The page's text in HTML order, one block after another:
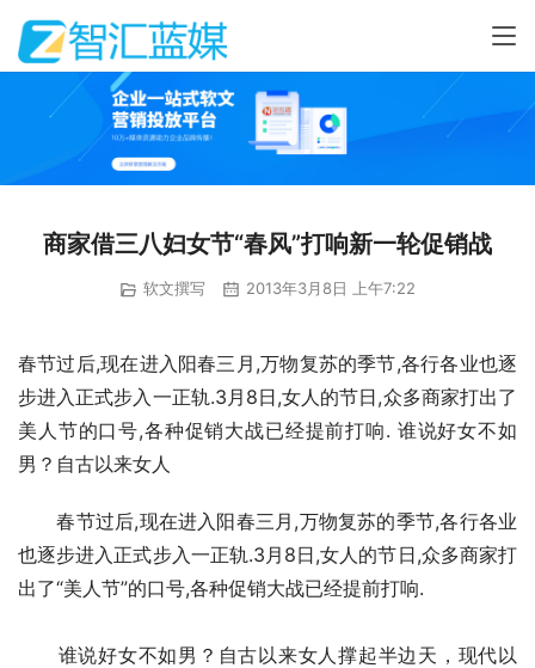
商家借三八妇女节“春风”打响新一轮促销战
软文撰写 2013年3月8日 上午7:22
春节过后,现在进入阳春三月,万物复苏的季节,各行各业也逐
步进入正式步入一正轨.3月8日,女人的节日,众多商家打出了
美人节的口号,各种促销大战已经提前打响. 谁说好女不如
男？自古以来女人
春节过后,现在进入阳春三月,万物复苏的季节,各行各业
也逐步进入正式步入一正轨.3月8日,女人的节日,众多商家打
出了“美人节”的口号,各种促销大战已经提前打响.
谁说好女不如男？自古以来女人撑起半边天，现代以